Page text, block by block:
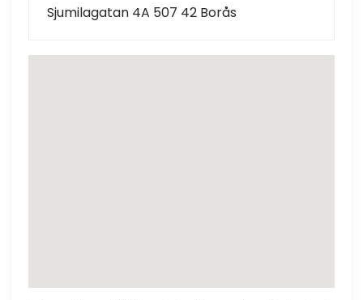
Sjumilagatan 4A 507 42 Borås